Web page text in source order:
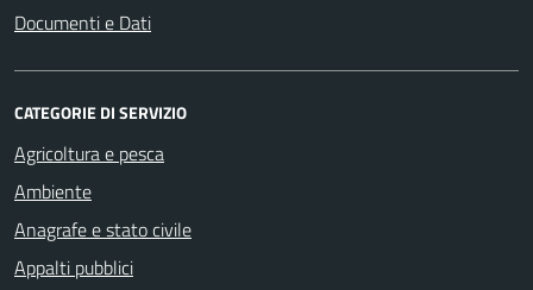
Documenti e Dati
CATEGORIE DI SERVIZIO
Agricoltura e pesca
Ambiente
Anagrafe e stato civile
Appalti pubblici